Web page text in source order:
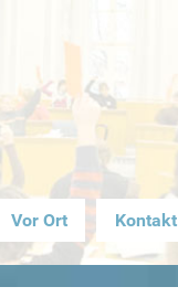
Vor Ort Kontakt